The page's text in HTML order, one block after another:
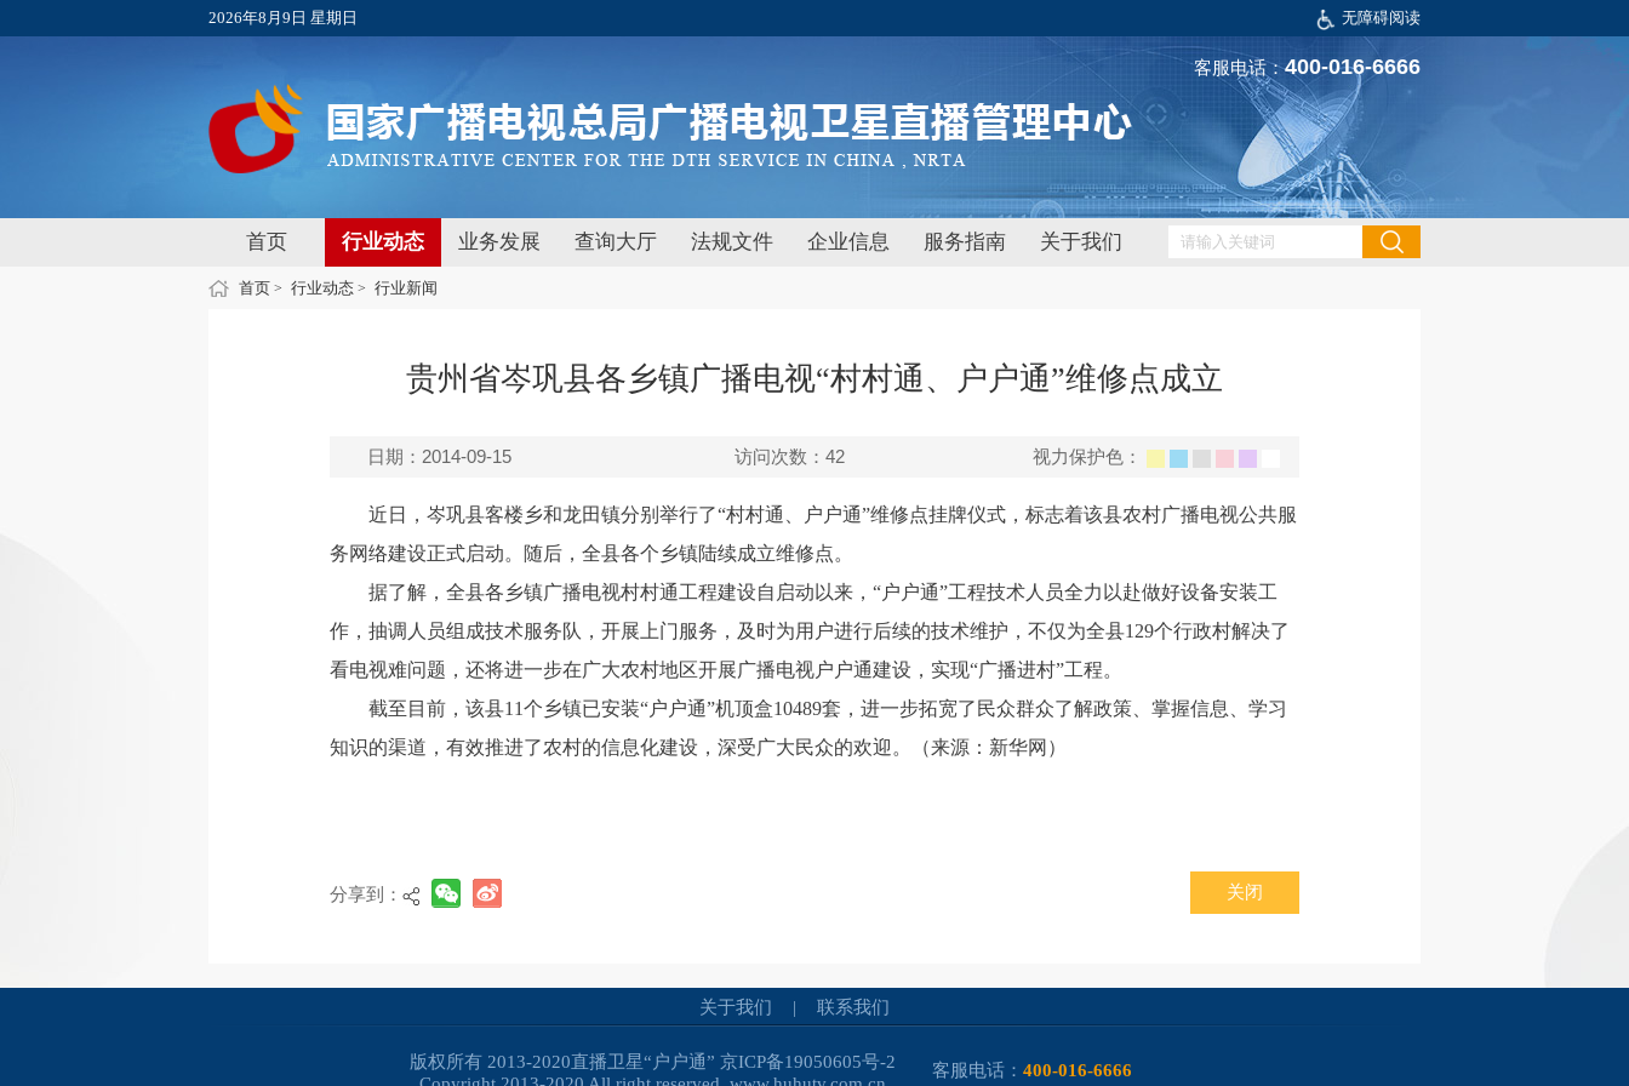
2026年8月9日 星期日 无障碍阅读
客服电话：400-016-6666
首页 行业动态 业务发展 查询大厅 法规文件 企业信息 服务指南 关于我们
首页 > 行业动态 > 行业新闻
贵州省岑巩县各乡镇广播电视“村村通、户户通”维修点成立
日期：2014-09-15 访问次数： 42 视力保护色：
近日，岑巩县客楼乡和龙田镇分别举行了“村村通、户户通”维修点挂牌仪式，标志着该县农村广播电视公共服
务网络建设正式启动。随后，全县各个乡镇陆续成立维修点。
据了解，全县各乡镇广播电视村村通工程建设自启动以来，“户户通”工程技术人员全力以赴做好设备安装工
作，抽调人员组成技术服务队，开展上门服务，及时为用户进行后续的技术维护，不仅为全县129个行政村解决了
看电视难问题，还将进一步在广大农村地区开展广播电视户户通建设，实现“广播进村”工程。
截至目前，该县11个乡镇已安装“户户通”机顶盒10489套，进一步拓宽了民众群众了解政策、掌握信息、学习
知识的渠道，有效推进了农村的信息化建设，深受广大民众的欢迎。（来源：新华网）
分享到： 关闭
关于我们 | 联系我们
版权所有 2013-2020直播卫星“户户通” 京ICP备19050605号-2
客服电话： 400-016-6666